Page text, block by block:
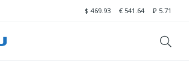
$ 469.93 € 541.64 ₽ 5.71